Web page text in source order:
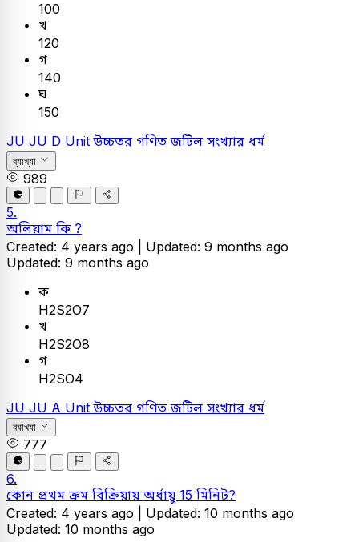
100
খ
120
গ
140
ঘ
150
JU JU D Unitউচ্চতর গণিতজটিল সংখ্যার ধর্ম
ব্যাখ্যা
989
5.
অলিয়াম কি ?
Created: 4 years ago | Updated: 9 months ago
Updated: 9 months ago
ক
H2S2O7
খ
H2S2O8
গ
H2SO4
JU JU A Unitউচ্চতর গণিতজটিল সংখ্যার ধর্ম
ব্যাখ্যা
777
6.
কোন প্রথম ক্রম বিক্রিয়ায় অর্ধায়ু 15 মিনিট?
Created: 4 years ago | Updated: 10 months ago
Updated: 10 months ago